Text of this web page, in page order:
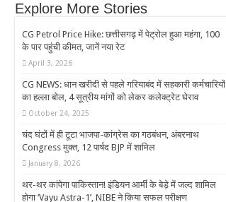
Explore More Stories
CG Petrol Price Hike: छत्तीसगढ़ में पेट्रोल हुआ महंगा, 100
के पार पहुंची कीमत, जानें नया रेट
April 3, 2026
CG NEWS: धान खरीदी से पहले गरियाबंद में सहकारी कर्मचारियों
का हल्ला बोल, 4 सूत्रीय मांगों को लेकर कलेक्ट्रेट घेराव
October 24, 2025
चंद घंटों में ही टूटा भाजपा-कांग्रेस का गठबंधन, अंबरनाथ
Congress मुक्त, 12 पार्षद BJP में शामिल
January 8, 2026
थर-थर कांपेगा पाकिस्तान! इंडियन आर्मी के बेड़े में जल्द शामिल
होगा ‘Vayu Astra-1’, NIBE ने किया सफल परीक्षण